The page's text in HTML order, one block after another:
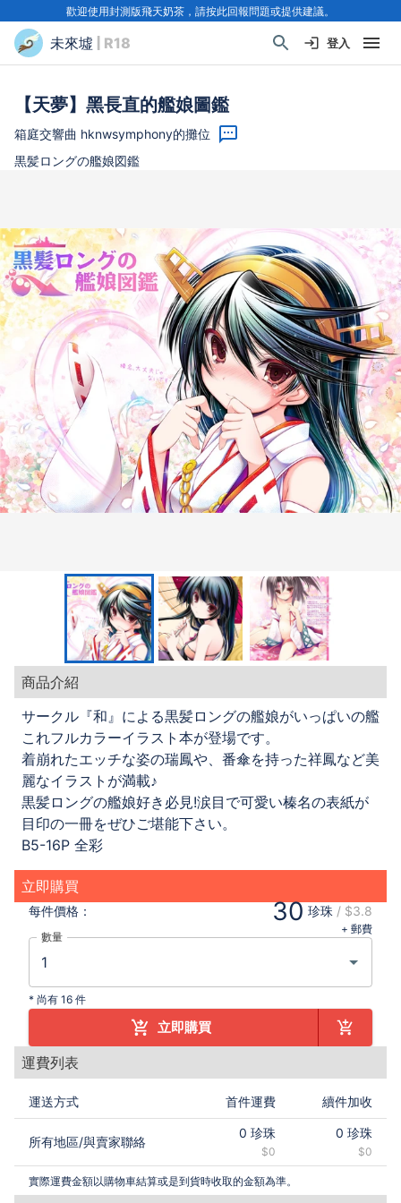
歡迎使用封測版飛天奶茶，請按此回報問題或提供建議。
未來墟 | R18 登入
【天夢】黑長直的艦娘圖鑑
箱庭交響曲 hknwsymphony的攤位
黒髪ロングの艦娘図鑑
商品介紹
サークル『和』による黒髪ロングの艦娘がいっぱいの艦
これフルカラーイラスト本が登場です。
着崩れたエッチな姿の瑞鳳や、番傘を持った祥鳳など美
麗なイラストが満載♪
黒髪ロングの艦娘好き必見!涙目で可愛い榛名の表紙が
目印の一冊をぜひご堪能下さい。
B5-16P 全彩
立即購買
每件價格： 30 珍珠 / $3.8
+ 郵費
數量
* 尚有 16 件
立即購買
運費列表
運送方式 首件運費 續件加收
所有地區/與賣家聯絡
0 珍珠
$0
0 珍珠
$0
實際運費金額以購物車結算或是到貨時收取的金額為準。